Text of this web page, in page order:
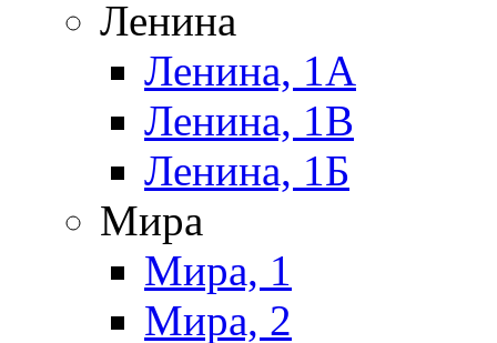
Ленина
Ленина, 1А
Ленина, 1В
Ленина, 1Б
Мира
Мира, 1
Мира, 2